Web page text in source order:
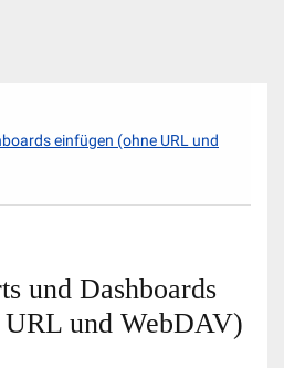
einfügen (ohne URL und
und Dashboards
und WebDAV)